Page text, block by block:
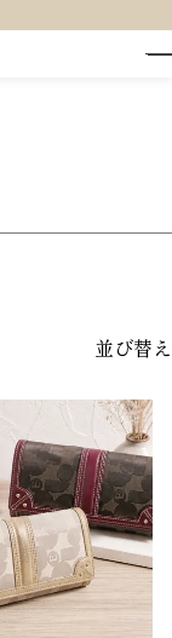
並び替え